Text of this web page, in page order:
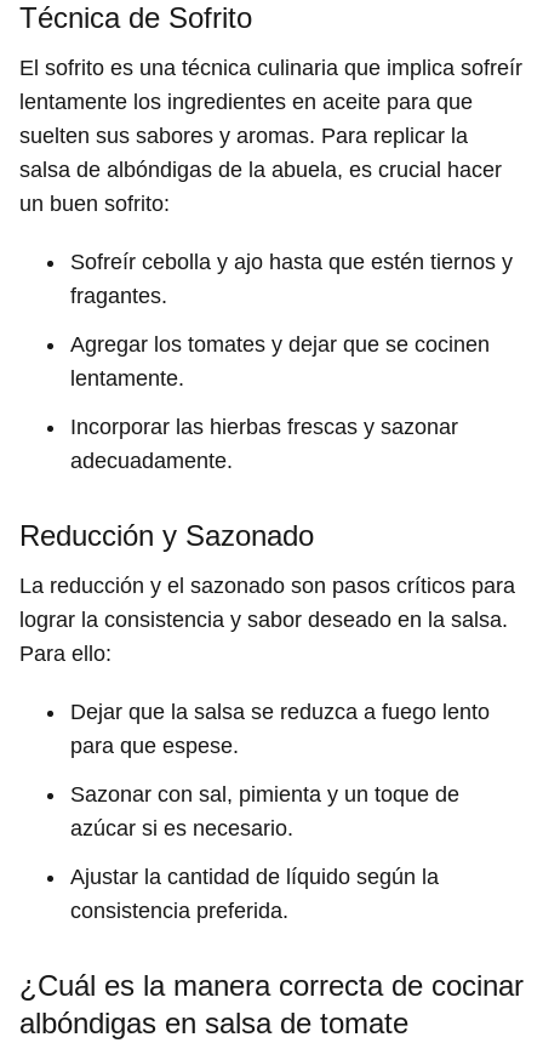
Técnica de Sofrito
El sofrito es una técnica culinaria que implica sofreír
lentamente los ingredientes en aceite para que
suelten sus sabores y aromas. Para replicar la
salsa de albóndigas de la abuela, es crucial hacer
un buen sofrito:
Sofreír cebolla y ajo hasta que estén tiernos y
fragantes.
Agregar los tomates y dejar que se cocinen
lentamente.
Incorporar las hierbas frescas y sazonar
adecuadamente.
Reducción y Sazonado
La reducción y el sazonado son pasos críticos para
lograr la consistencia y sabor deseado en la salsa.
Para ello:
Dejar que la salsa se reduzca a fuego lento
para que espese.
Sazonar con sal, pimienta y un toque de
azúcar si es necesario.
Ajustar la cantidad de líquido según la
consistencia preferida.
¿Cuál es la manera correcta de cocinar
albóndigas en salsa de tomate